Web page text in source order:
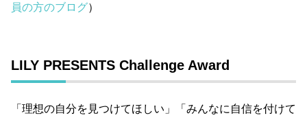
員の方のブログ）
LILY PRESENTS Challenge Award
「理想の自分を見つけてほしい」「みんなに自信を付けて